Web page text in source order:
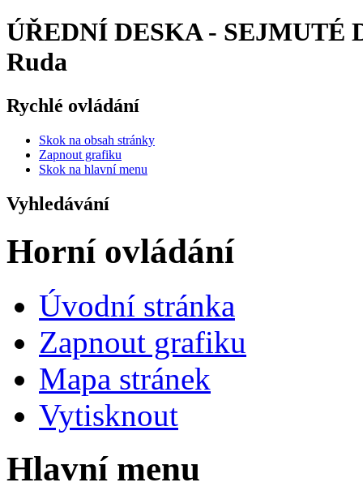
ÚŘEDNÍ DESKA - SEJMUTÉ
Ruda
Rychlé ovládání
Skok na obsah stránky
Zapnout grafiku
Skok na hlavní menu
Vyhledávání
Horní ovládání
Úvodní stránka
Zapnout grafiku
Mapa stránek
Vytisknout
Hlavní menu